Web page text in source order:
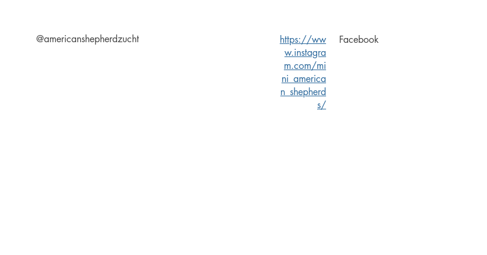
@americanshepherdzucht
https://ww
w.instagra
m.com/mi
ni_america
n_shepherd
s/
Facebook